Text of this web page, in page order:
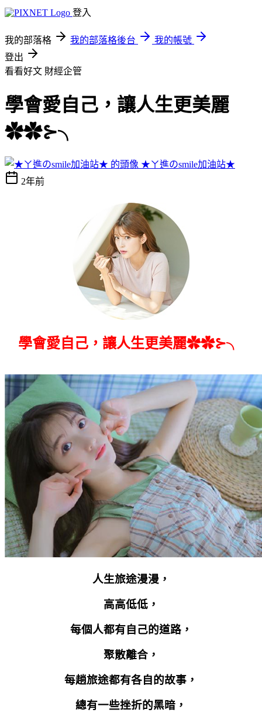
登入
我的部落格 我的部落格後台
我的帳號
登出
看看好文 財經企管
學會愛自己，讓人生更美麗
✿✿⊱╮
★ㄚ進のsmile加油站★
2年前
學會愛自己，讓人生更美麗✿✿⊱╮
人生旅途漫漫，
高高低低，
每個人都有自己的道路，
聚散離合，
每趟旅途都有各自的故事，
總有一些挫折的黑暗，